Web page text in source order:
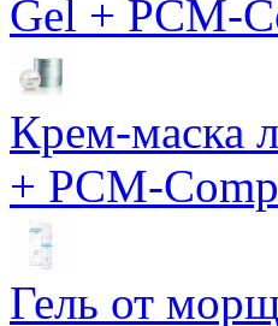
Gel + PCM-
Крем-маска
+ PCM-
Гель от